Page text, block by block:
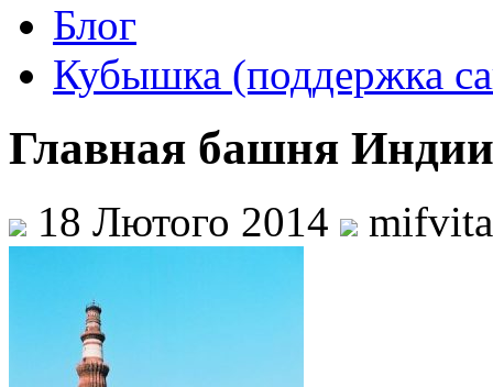
Блог
Кубышка (поддержка
Главная башня Индии
18 Лютого 2014